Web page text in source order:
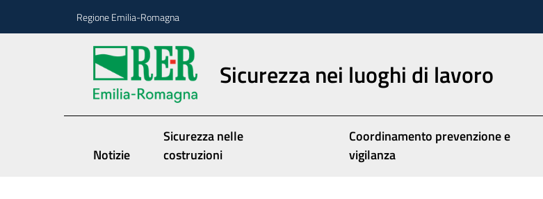
Regione Emilia-Romagna
Sicurezza nei luoghi di lavoro
Notizie
Sicurezza nelle
costruzioni
Coordinamento prevenzione e
vigilanza